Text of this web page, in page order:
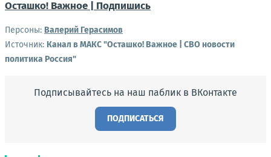
Осташко! Важное | Подпишись
Персоны: Валерий Герасимов
Источник: Канал в МАКС "Осташко! Важное | СВО новости
политика Россия"
Подписывайтесь на наш паблик в ВКонтакте
ПОДПИСАТЬСЯ